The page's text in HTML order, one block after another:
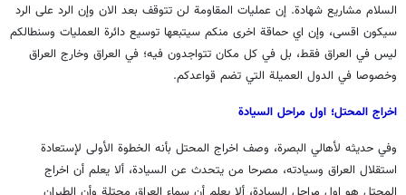
السلام مشاريع شهادة. إن عمليات المقاومة لن تتوقف بعد الان وإن الرد على الرد
سيكون اقسى، وإن اي حماقة اخرى منكم سيتبعها توسيع دائرة العمليات وسنطالكم
ليس في العراق فقط، بل في كل مكان تتواجدون فيه؛ في العراق وخارج العراق
وخصوصا في الدول العميلة التي تضم قواعدكم.
اخراج المحتل؛ اول مراحل السيادة
وفي حديثه لأهالي البصرة، وصف اخراج المحتل بأنه الخطوة الأولى لإستعادة
استقلال العراق وسيادته، مصرحا من يتحدث عن السيادة، ألا يعلم أن اخراج